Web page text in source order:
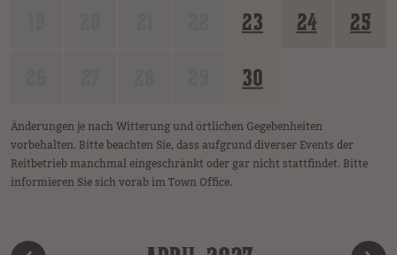
23 24 25
30
Änderungen je nach Witterung und örtlichen Gegebenheiten
vorbehalten. Bitte beachten Sie, dass aufgrund diverser Events der
Reitbetrieb manchmal eingeschränkt oder gar nicht stattfindet. Bitte
informieren Sie sich vorab im Town Office.